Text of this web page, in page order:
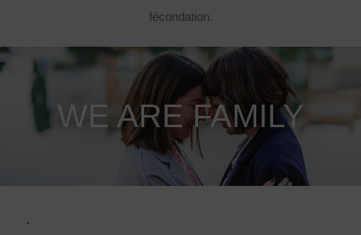
fécondation.
WE ARE FAMILY